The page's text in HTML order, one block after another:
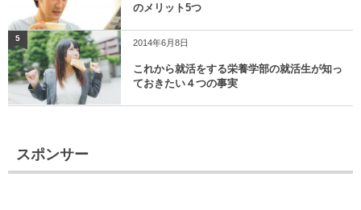
のメリット5つ
5 2014年6月8日
これから就活をする栄養学部の就活生が知っ
ておきたい４つの事実
スポンサー